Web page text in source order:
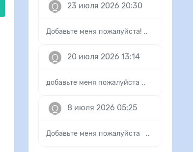
23 июля 2026 20:30
Добавьте меня пожалуйста! ..
20 июля 2026 13:14
добавьте меня пожалуйста ..
8 июля 2026 05:25
Добавьте меня пожалуйста ..